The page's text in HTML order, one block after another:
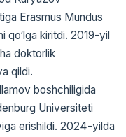
Erasmus Mundus
qo‘lga kiritdi. 2019-yil
doktorlik
qildi.
boshchiligida
Universiteti
erishildi. 2024-yilda